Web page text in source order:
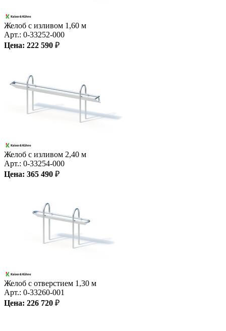
Желоб с изливом 1,60 м
Арт.: 0-33252-000
Цена: 222 590 ₽
Желоб с изливом 2,40 м
Арт.: 0-33254-000
Цена: 365 490 ₽
Желоб с отверстием 1,30 м
Арт.: 0-33260-001
Цена: 226 720 ₽